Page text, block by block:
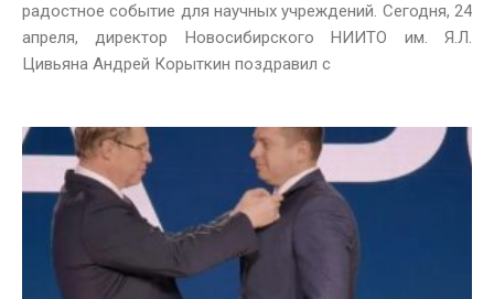
радостное событие для научных учреждений. Сегодня, 24
апреля, директор Новосибирского НИИТО им. Я.Л.
Цивьяна Андрей Корыткин поздравил с